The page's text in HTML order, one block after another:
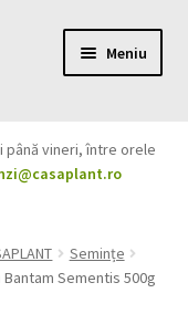
Meniu
Extinde
până vineri, între orele
Semințe
Sementis 500g